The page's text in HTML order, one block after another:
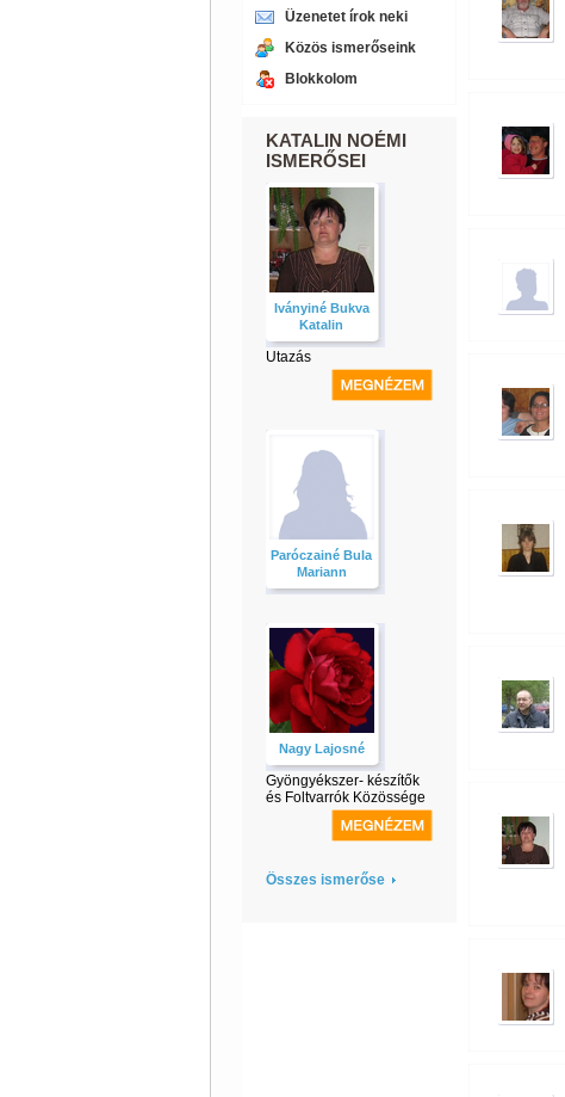
Üzenetet írok neki
Közös ismerőseink
Blokkolom
KATALIN NOÉMI
ISMERŐSEI
Iványiné Bukva
Katalin
Utazás
Paróczainé Bula
Mariann
Nagy Lajosné
Gyöngyékszer- készítők
és Foltvarrók Közössége
Összes ismerőse